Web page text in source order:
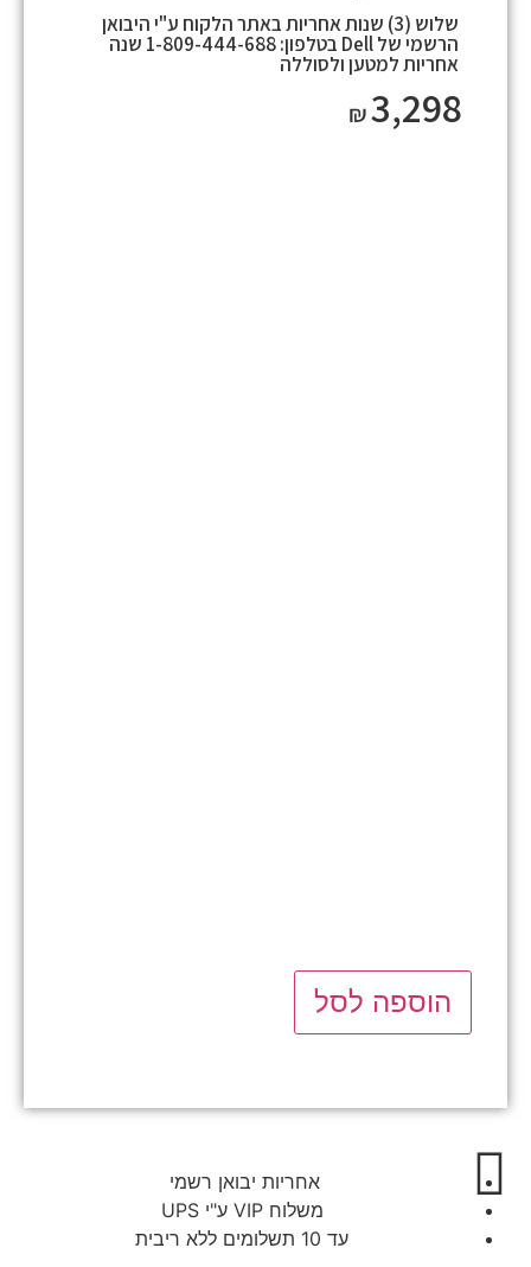
שלוש (3) שנות אחריות באתר הלקוח ע"י היבואן
הרשמי של Dell בטלפון: 1-809-444-688 שנה
אחריות למטען ולסוללה
₪3,298
הוספה לסל
אחריות יבואן רשמי
משלוח VIP ע"י UPS
עד 10 תשלומים ללא ריבית